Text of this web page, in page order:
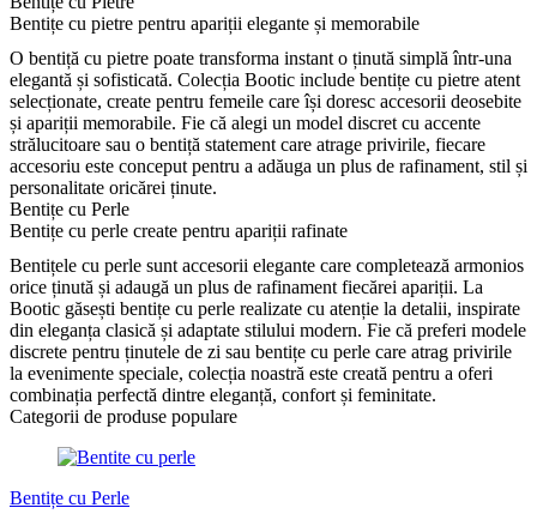
Bentițe cu pietre pentru apariții elegante și memorabile
O bentiță cu pietre poate transforma instant o ținută simplă într-una
elegantă și sofisticată. Colecția Bootic include bentițe cu pietre atent
selecționate, create pentru femeile care își doresc accesorii deosebite
și apariții memorabile. Fie că alegi un model discret cu accente
strălucitoare sau o bentiță statement care atrage privirile, fiecare
accesoriu este conceput pentru a adăuga un plus de rafinament, stil și
personalitate oricărei ținute.
Bentițe cu Perle
Bentițe cu perle create pentru apariții rafinate
Bentițele cu perle sunt accesorii elegante care completează armonios
orice ținută și adaugă un plus de rafinament fiecărei apariții. La
Bootic găsești bentițe cu perle realizate cu atenție la detalii, inspirate
din eleganța clasică și adaptate stilului modern. Fie că preferi modele
discrete pentru ținutele de zi sau bentițe cu perle care atrag privirile
la evenimente speciale, colecția noastră este creată pentru a oferi
combinația perfectă dintre eleganță, confort și feminitate.
Categorii de produse populare
Bentițe cu Perle